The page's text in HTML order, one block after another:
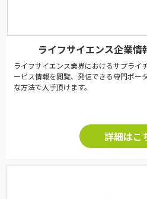
ライフサイエンス企業情
ライフサイエンス業界におけるサプライ
ービス情報を閲覧、発信できる専門ポー
な方法で入手頂けます。
詳細はこ